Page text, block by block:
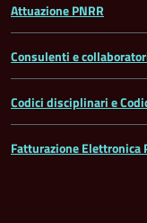
Attuazione PNRR
Consulenti e
Codici disciplinari e
Fatturazione Elettronica